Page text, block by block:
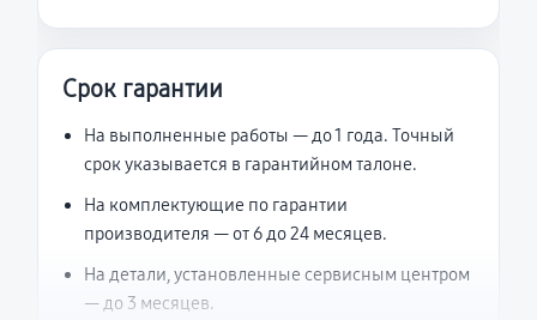
Срок гарантии
На выполненные работы — до 1 года. Точный
срок указывается в гарантийном талоне.
На комплектующие по гарантии
производителя — от 6 до 24 месяцев.
На детали, установленные сервисным центром
— до 3 месяцев.